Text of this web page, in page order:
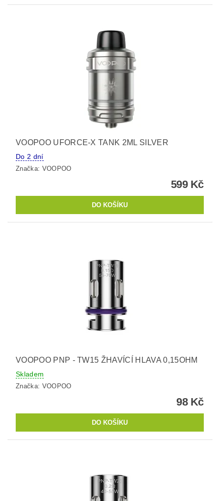
VOOPOO UFORCE-X TANK 2ML SILVER
Do 2 dní
Značka: VOOPOO
599 Kč
VOOPOO PNP - TW15 ŽHAVÍCÍ HLAVA 0,15OHM
Skladem
Značka: VOOPOO
98 Kč